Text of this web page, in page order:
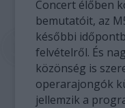
Concert élőben
bemutatóit, az
későbbi
felvételről. És
közönség is
operarajongók
jellemzik a